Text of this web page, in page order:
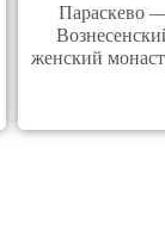
Параскево
женский